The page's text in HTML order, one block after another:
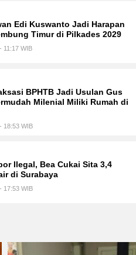
Edi Kuswanto Jadi Harapan
Timur di Pilkades 2029
11:17 WIB
BPHTB Jadi Usulan Gus
Milenial Miliki Rumah di
18:53 WIB
Ilegal, Bea Cukai Sita 3,4
di Surabaya
17:53 WIB